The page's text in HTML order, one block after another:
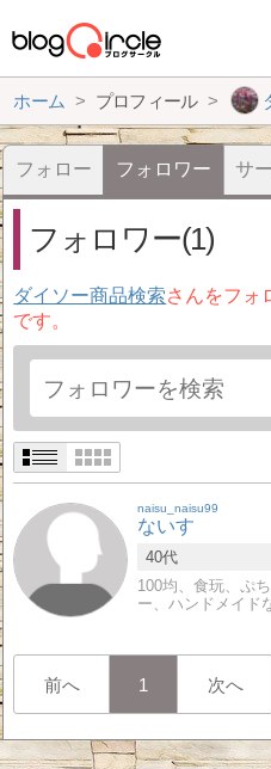
ホーム プロフィール
フォロー フォロワー サ
フォロワー(1)
ダイソー商品検索さんをフォ
です。
naisu_naisu99
ないす
40代
100均、食玩、ぷ
ー、ハンドメイド
前へ 1 次へ